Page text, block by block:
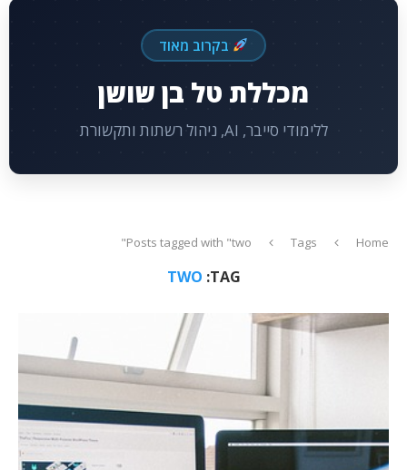
בקרוב מאוד
מכללת טל בן שושן
ללימודי סייבר, AI, ניהול רשתות ותקשורת
Home
Tags
Posts tagged with "two"
TAG:
TWO